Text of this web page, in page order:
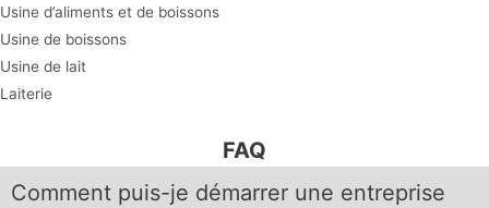
Usine d’aliments et de boissons
Usine de boissons
Usine de lait
Laiterie
FAQ
Comment puis-je démarrer une entreprise